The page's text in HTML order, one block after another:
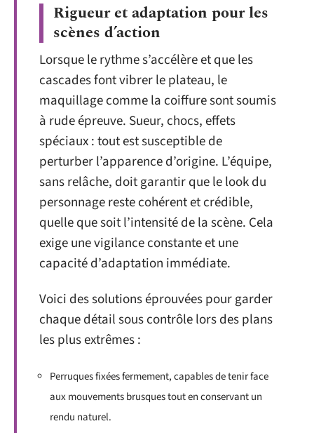
Rigueur et adaptation pour les
scènes d’action
Lorsque le rythme s’accélère et que les
cascades font vibrer le plateau, le
maquillage comme la coiffure sont soumis
à rude épreuve. Sueur, chocs, effets
spéciaux : tout est susceptible de
perturber l’apparence d’origine. L’équipe,
sans relâche, doit garantir que le look du
personnage reste cohérent et crédible,
quelle que soit l’intensité de la scène. Cela
exige une vigilance constante et une
capacité d’adaptation immédiate.
Voici des solutions éprouvées pour garder
chaque détail sous contrôle lors des plans
les plus extrêmes :
Perruques fixées fermement, capables de tenir face
aux mouvements brusques tout en conservant un
rendu naturel.